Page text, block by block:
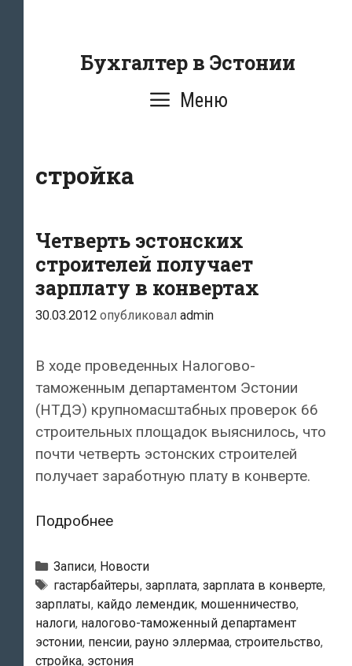
содержаниюБухгалтер в Эстонии
Меню
стройка
Четверть эстонских
строителей получает
зарплату в конвертах
30.03.2012 опубликовал admin
В ходе проведенных Налогово-
таможенным департаментом Эстонии
(НТДЭ) крупномасштабных проверок 66
строительных площадок выяснилось, что
почти четверть эстонских строителей
получает заработную плату в конверте.
ПодробнееЧетверть
строителей
получает
зарплату
в
конвертах
Рубрики
Записи, Новости
Метки
гастарбайтеры, зарплата, зарплата в конверте,
зарплаты, кайдо лемендик, мошенничество,
налоги, налогово-таможенный департамент
эстонии, пенсии, рауно эллермаа, строительство,
стройка, эстония